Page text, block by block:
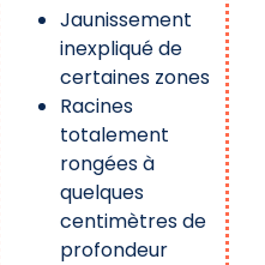
Jaunissement
inexpliqué de
certaines zones
Racines
totalement
rongées à
quelques
centimètres de
profondeur